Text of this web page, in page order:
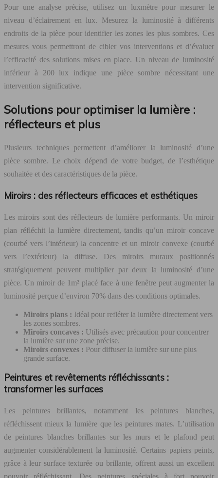
Pour une analyse précise, utilisez un luxmètre pour mesurer le
niveau d’éclairement en lux. Mesurez la luminosité à différents
endroits de la pièce pour identifier les zones les plus sombres. Ces
mesures vous permettront de cibler vos interventions et d’évaluer
l’efficacité des solutions mises en place. Un niveau de luminosité
inférieur à 200 lux indique une pièce sombre nécessitant une
intervention significative.
Solutions pour optimiser la lumière :
réflecteurs et plus
Plusieurs techniques permettent d’améliorer la luminosité d’une
pièce sombre. Le choix dépend de votre budget, de l’esthétique
souhaitée et des caractéristiques de la pièce.
Miroirs : des réflecteurs efficaces et esthétiques
Les miroirs sont des réflecteurs de lumière performants. Un miroir
plan réfléchit la lumière directement, tandis qu’un miroir concave
(courbé vers l’intérieur) la concentre et un miroir convexe (courbé
vers l’extérieur) la diffuse. Des miroirs muraux positionnés
stratégiquement peuvent multiplier par deux la luminosité d’une
pièce. Un miroir de 1m² placé face à une fenêtre peut augmenter la
luminosité perçue d’environ 70% dans des conditions optimales.
Miroirs plans : Idéal pour refléter la lumière directement vers
les zones sombres.
Miroirs concaves : Utilisés avec précaution pour concentrer
la lumière sur une zone précise.
Miroirs convexes : Pour diffuser la lumière sur une plus
grande surface.
Peintures et revêtements réfléchissants :
transformer les surfaces
Les peintures brillantes, notamment les peintures blanches,
réfléchissent mieux la lumière que les peintures mates. L’utilisation
de peintures blanches brillantes sur les murs et le plafond peut
augmenter considérablement la luminosité. Certains papiers peints,
grâce à leur surface texturée ou brillante, offrent aussi un excellent